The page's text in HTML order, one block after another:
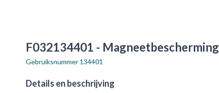
F032134401 - Magneetbescherming
Gebruiksnummer 134401
Details en beschrijving